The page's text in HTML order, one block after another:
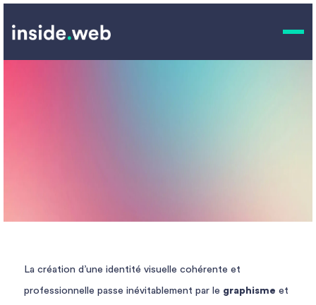
webdesign
La création d’une identité visuelle cohérente et
professionnelle passe inévitablement par le graphisme et